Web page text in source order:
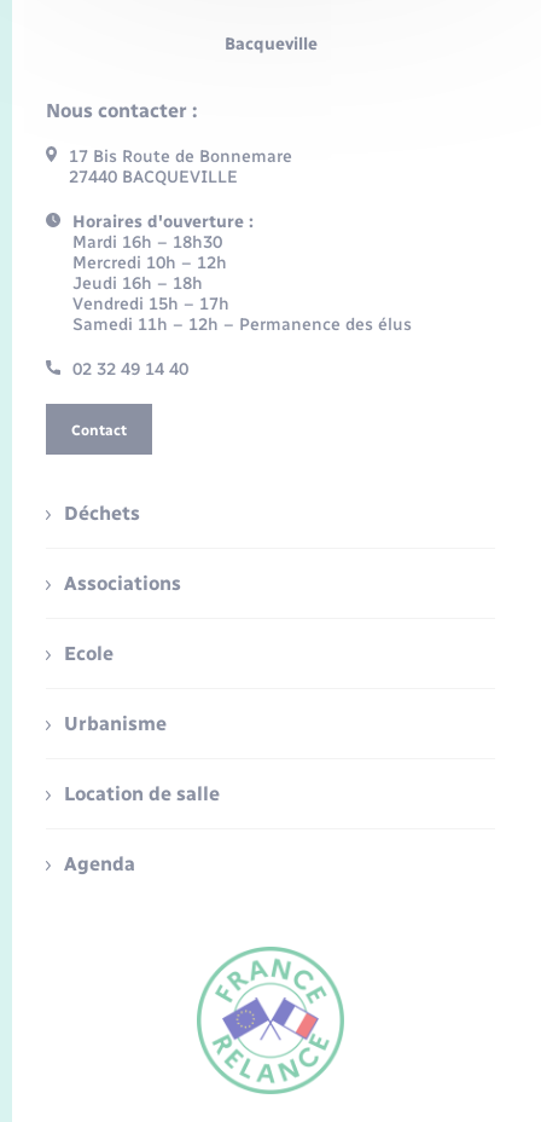
FR
Bacqueville
Nous contacter :
17 Bis Route de Bonnemare
27440 BACQUEVILLE
Horaires d'ouverture :
Mardi 16h – 18h30
Mercredi 10h – 12h
Jeudi 16h – 18h
Vendredi 15h – 17h
Samedi 11h – 12h – Permanence des élus
02 32 49 14 40
Contact
Déchets
Associations
Ecole
Urbanisme
Location de salle
Agenda